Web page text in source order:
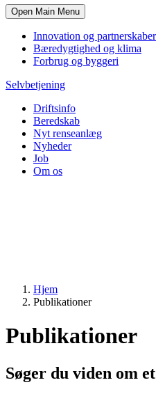
Open Main Menu
Innovation og partnerskaber
Bæredygtighed og klima
Forbrug og byggeri
Selvbetjening
Driftsinfo
Beredskab
Nyt renseanlæg
Nyheder
Job
Om os
Hjem
Publikationer
Publikationer
Søger du viden om